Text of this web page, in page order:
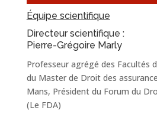
Équipe scientifique
Directeur scientifique :
Pierre-Grégoire Marly
Professeur agrégé des
du Master de Droit des
Mans, Président du Forum du
(Le FDA)